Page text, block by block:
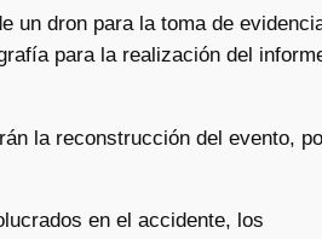
un dron para la toma de
para la realización del
la reconstrucción del evento,
en el accidente, los